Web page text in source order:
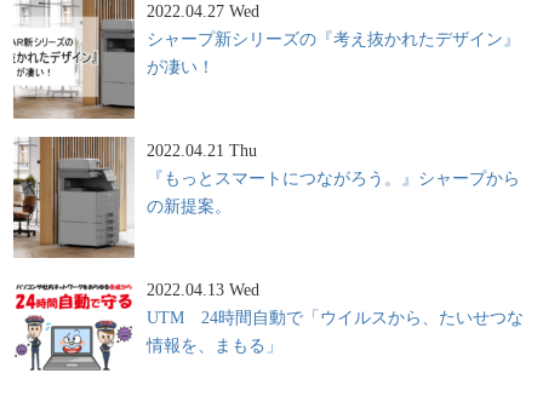
2022.04.27 Wed
シャープ新シリーズの『考え抜かれたデザイン』
が凄い！
2022.04.21 Thu
『もっとスマートにつながろう。』シャープから
の新提案。
2022.04.13 Wed
UTM 24時間自動で「ウイルスから、たいせつな
情報を、まもる」